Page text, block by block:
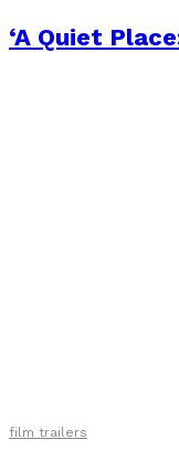
‘A Quiet
film trailers